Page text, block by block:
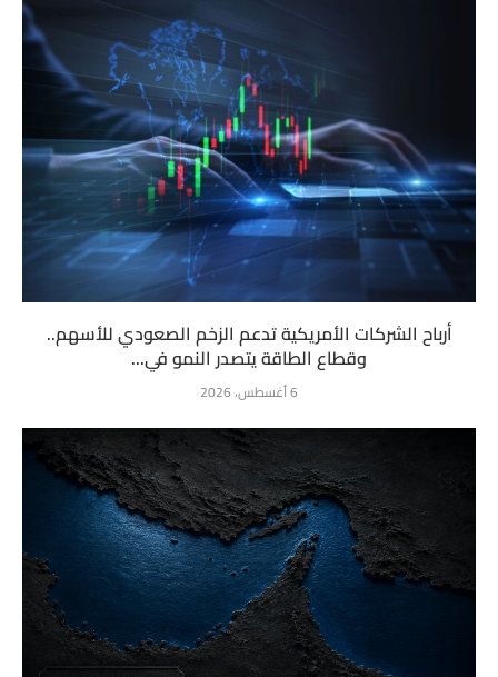
أرباح الشركات الأمريكية تدعم الزخم الصعودي للأسهم..
وقطاع الطاقة يتصدر النمو في...
6 أغسطس، 2026